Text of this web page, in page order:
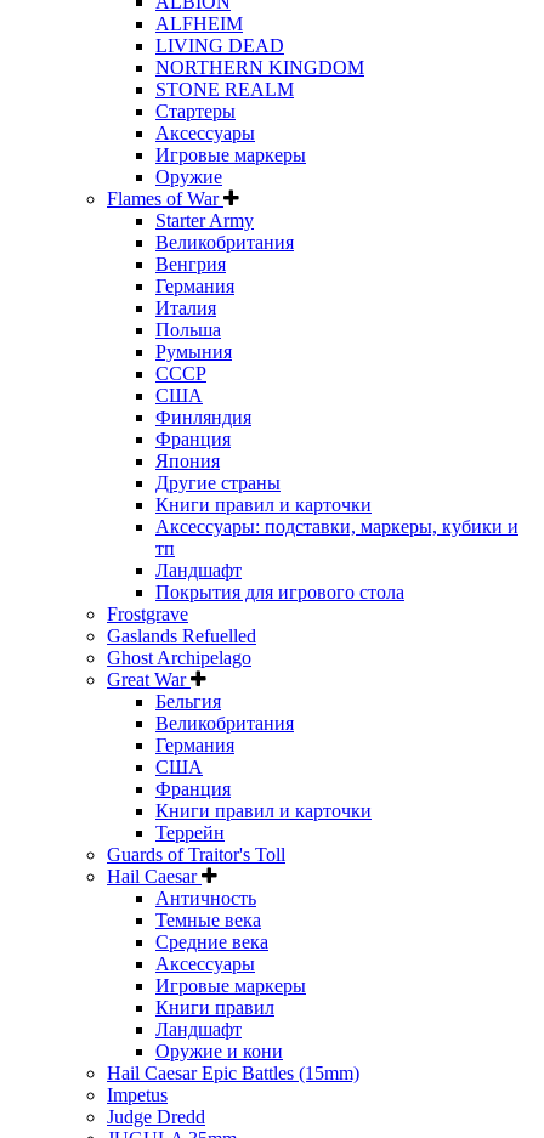
ALFHEIM
LIVING DEAD
NORTHERN KINGDOM
STONE REALM
Стартеры
Аксессуары
Игровые маркеры
Оружие
Flames of War
Starter Army
Великобритания
Венгрия
Германия
Италия
Польша
Румыния
СССР
США
Финляндия
Франция
Япония
Другие страны
Книги правил и карточки
Аксессуары: подставки, маркеры, кубики и
тп
Ландшафт
Покрытия для игрового стола
Frostgrave
Gaslands Refuelled
Ghost Archipelago
Great War
Бельгия
Великобритания
Германия
США
Франция
Книги правил и карточки
Террейн
Guards of Traitor's Toll
Hail Caesar
Античность
Темные века
Средние века
Аксессуары
Игровые маркеры
Книги правил
Ландшафт
Оружие и кони
Hail Caesar Epic Battles (15mm)
Impetus
Judge Dredd